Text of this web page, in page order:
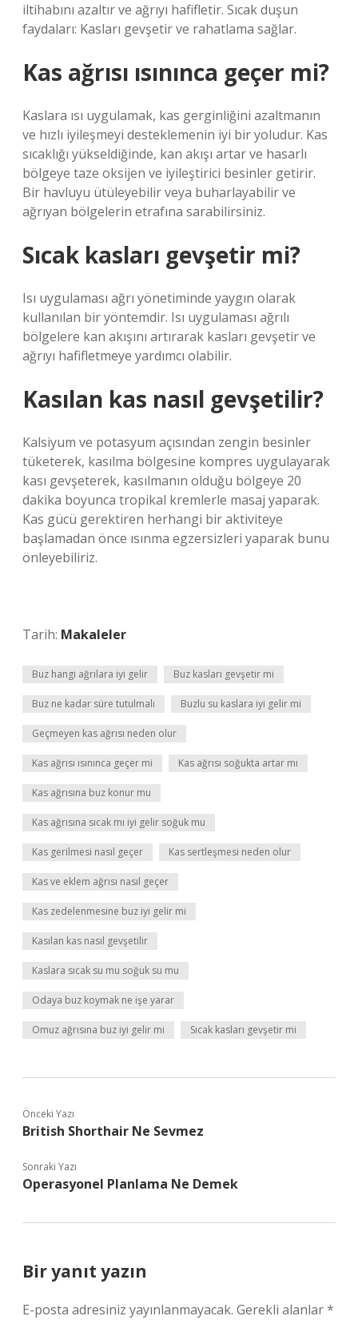
iltihabını azaltır ve ağrıyı hafifletir. Sıcak duşun
faydaları: Kasları gevşetir ve rahatlama sağlar.
Kas ağrısı ısınınca geçer mi?
Kaslara ısı uygulamak, kas gerginliğini azaltmanın
ve hızlı iyileşmeyi desteklemenin iyi bir yoludur. Kas
sıcaklığı yükseldiğinde, kan akışı artar ve hasarlı
bölgeye taze oksijen ve iyileştirici besinler getirir.
Bir havluyu ütüleyebilir veya buharlayabilir ve
ağrıyan bölgelerin etrafına sarabilirsiniz.
Sıcak kasları gevşetir mi?
Isı uygulaması ağrı yönetiminde yaygın olarak
kullanılan bir yöntemdir. Isı uygulaması ağrılı
bölgelere kan akışını artırarak kasları gevşetir ve
ağrıyı hafifletmeye yardımcı olabilir.
Kasılan kas nasıl gevşetilir?
Kalsiyum ve potasyum açısından zengin besinler
tüketerek, kasılma bölgesine kompres uygulayarak
kası gevşeterek, kasılmanın olduğu bölgeye 20
dakika boyunca tropikal kremlerle masaj yaparak.
Kas gücü gerektiren herhangi bir aktiviteye
başlamadan önce ısınma egzersizleri yaparak bunu
önleyebiliriz.
Tarih: Makaleler
Buz hangi ağrılara iyi gelir Buz kasları gevşetir mi
Buz ne kadar süre tutulmalı Buzlu su kaslara iyi gelir mi
Geçmeyen kas ağrısı neden olur
Kas ağrısı ısınınca geçer mi Kas ağrısı soğukta artar mı
Kas ağrısına buz konur mu
Kas ağrısına sıcak mı iyi gelir soğuk mu
Kas gerilmesi nasıl geçer Kas sertleşmesi neden olur
Kas ve eklem ağrısı nasıl geçer
Kas zedelenmesine buz iyi gelir mi
Kasılan kas nasıl gevşetilir
Kaslara sıcak su mu soğuk su mu
Odaya buz koymak ne işe yarar
Omuz ağrısına buz iyi gelir mi Sıcak kasları gevşetir mi
Önceki Yazı
British Shorthair Ne Sevmez
Sonraki Yazı
Operasyonel Planlama Ne Demek
Bir yanıt yazın
E-posta adresiniz yayınlanmayacak. Gerekli alanlar*